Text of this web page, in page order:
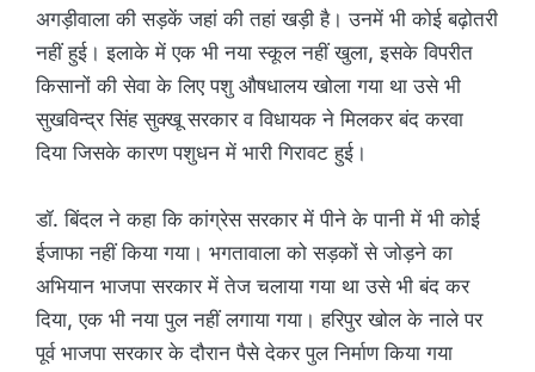
अगड़ीवाला की सड़कें जहां की तहां खड़ी है। उनमें भी कोई बढ़ोतरी
नहीं हुई। इलाके में एक भी नया स्कूल नहीं खुला, इसके विपरीत
किसानों की सेवा के लिए पशु औषधालय खोला गया था उसे भी
सुखविन्द्र सिंह सुक्खू सरकार व विधायक ने मिलकर बंद करवा
दिया जिसके कारण पशुधन में भारी गिरावट हुई।
डॉ. बिंदल ने कहा कि कांग्रेस सरकार में पीने के पानी में भी कोई
ईजाफा नहीं किया गया। भगतावाला को सड़कों से जोड़ने का
अभियान भाजपा सरकार में तेज चलाया गया था उसे भी बंद कर
दिया, एक भी नया पुल नहीं लगाया गया। हरिपुर खोल के नाले पर
पूर्व भाजपा सरकार के दौरान पैसे देकर पुल निर्माण किया गया